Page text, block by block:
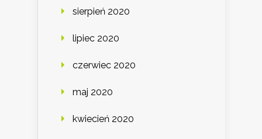
sierpień 2020
lipiec 2020
czerwiec 2020
maj 2020
kwiecień 2020